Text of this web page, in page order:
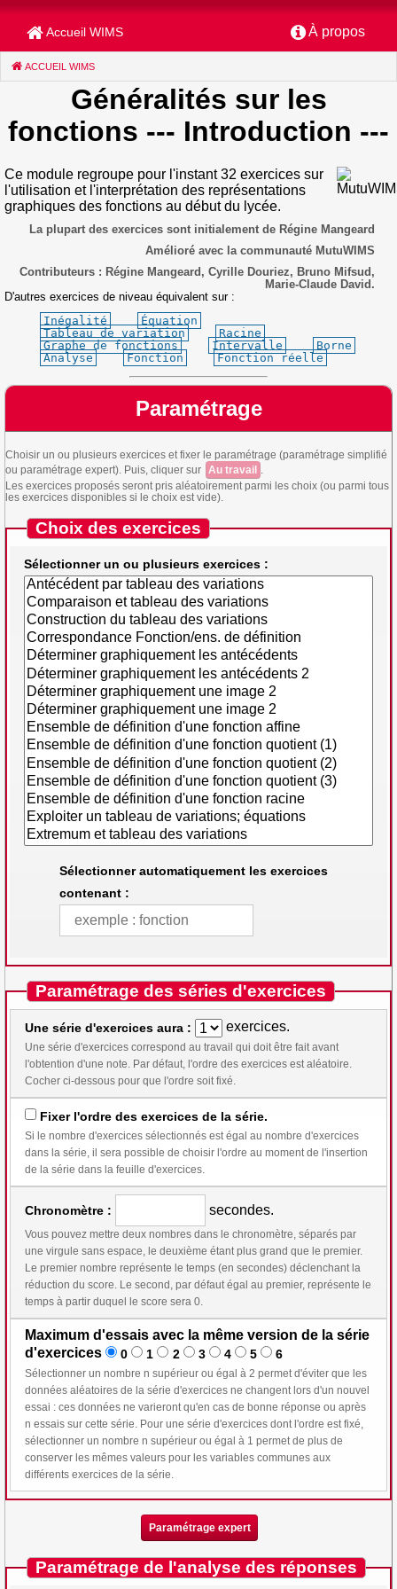
Accueil WIMS À propos
ACCUEIL WIMS
Généralités sur les
fonctions --- Introduction ---
Ce module regroupe pour l'instant 32 exercices sur
l'utilisation et l'interprétation des représentations
graphiques des fonctions au début du lycée.
La plupart des exercices sont initialement de Régine Mangeard
Amélioré avec la communauté MutuWIMS
Contributeurs : Régine Mangeard, Cyrille Douriez, Bruno Mifsud,
Marie-Claude David.
D'autres exercices de niveau équivalent sur :
Inégalité
Équation
Tableau de variation
Racine
Graphe de fonctions
Intervalle
Borne
Analyse
Fonction Fonction réelle
Paramétrage
Choisir un ou plusieurs exercices et fixer le paramétrage (paramétrage simplifié
ou paramétrage expert). Puis, cliquer sur
Au travail
Les exercices proposés seront pris aléatoirement parmi les choix (ou parmi tous
les exercices disponibles si le choix est vide).
Choix des exercices
Sélectionner un ou plusieurs exercices :
Sélectionner automatiquement les exercices
contenant :
Paramétrage des séries d'exercices
Une série d'exercices aura : exercices.
Une série d'exercices correspond au travail qui doit être fait avant
l'obtention d'une note. Par défaut, l'ordre des exercices est aléatoire.
Cocher ci-dessous pour que l'ordre soit fixé.
Fixer l'ordre des exercices de la série.
Si le nombre d'exercices sélectionnés est égal au nombre d'exercices
dans la série, il sera possible de choisir l'ordre au moment de l'insertion
de la série dans la feuille d'exercices.
Chronomètre : secondes.
Vous pouvez mettre deux nombres dans le chronomètre, séparés par
une virgule sans espace, le deuxième étant plus grand que le premier.
Le premier nombre représente le temps (en secondes) déclenchant la
réduction du score. Le second, par défaut égal au premier, représente le
temps à partir duquel le score sera 0.
Maximum d'essais avec la même version de la série
d'exercices
0 1 2 3 4 5 6
Sélectionner un nombre n supérieur ou égal à 2 permet d'éviter que les
données aléatoires de la série d'exercices ne changent lors d'un nouvel
essai : ces données ne varieront qu'en cas de bonne réponse ou après
n essais sur cette série. Pour une série d'exercices dont l'ordre est fixé,
sélectionner un nombre n supérieur ou égal à 1 permet de plus de
conserver les mêmes valeurs pour les variables communes aux
différents exercices de la série.
Paramétrage expert
Paramétrage de l'analyse des réponses